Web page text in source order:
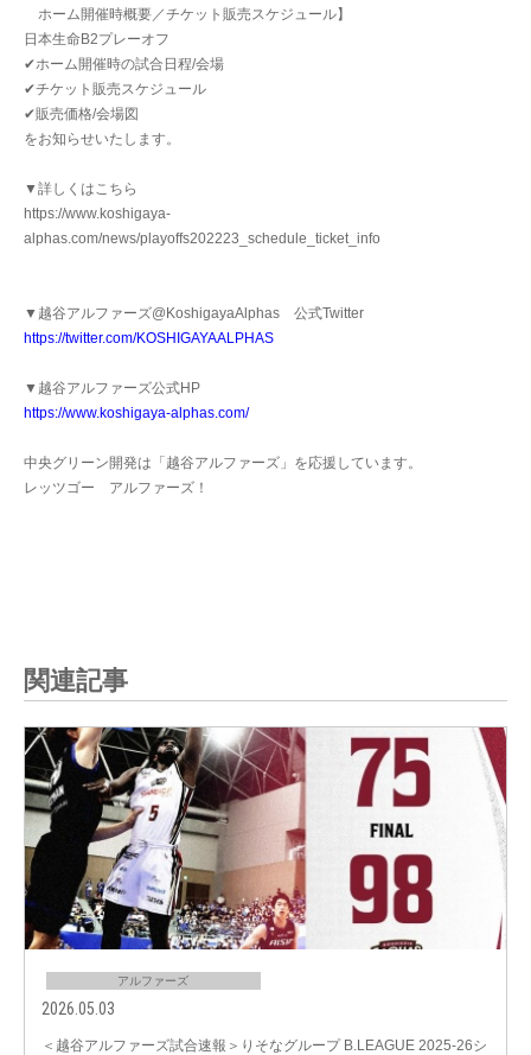
ホーム開催時概要／チケット販売スケジュール】
日本生命B2プレーオフ
✔︎ホーム開催時の試合日程/会場
✔︎チケット販売スケジュール
✔︎販売価格/会場図
をお知らせいたします。
▼詳しくはこちら
https://www.koshigaya-
alphas.com/news/playoffs202223_schedule_ticket_info
▼越谷アルファーズ@KoshigayaAlphas 公式Twitter
https://twitter.com/KOSHIGAYAALPHAS
▼越谷アルファーズ公式HP
https://www.koshigaya-alphas.com/
中央グリーン開発は「越谷アルファーズ」を応援しています。
レッツゴー アルファーズ！
関連記事
アルファーズ
2026.05.03
＜越谷アルファーズ試合速報＞りそなグループ B.LEAGUE 2025-26シ